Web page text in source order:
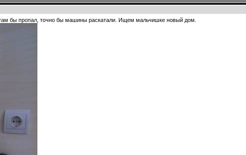
бы пропал, точно бы машины раскатали. Ищем мальчишке новый дом.